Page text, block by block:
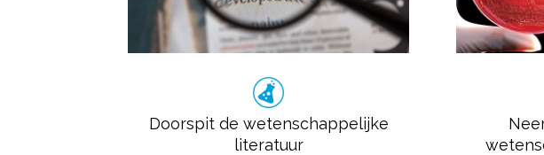
Doorspit de wetenschappelijke
literatuur